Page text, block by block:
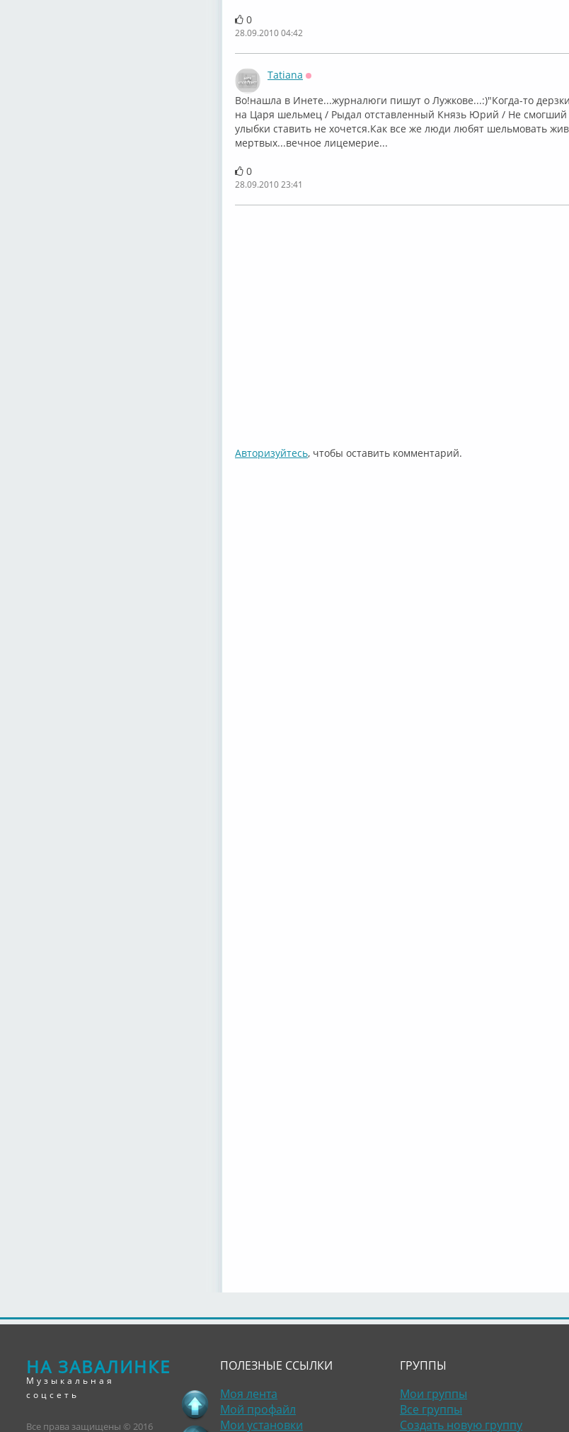
0
28.09.2010 04:42
Tatiana
Во!нашла в Инете...журналюги пишут о Лужкове...:)"Когда-то
на Царя шельмец / Рыдал отставленный Князь Юрий / Не смогший
улыбки ставить не хочется.Как все же люди любят шельмовать
мертвых...вечное лицемерие...
0
28.09.2010 23:41
Авторизуйтесь, чтобы оставить комментарий.
НА ЗАВАЛИНКЕ
Музыкальная
соцсеть
Все права защищены © 2016
ПОЛЕЗНЫЕ ССЫЛКИ
Моя лента
Мой профайл
Мои установки
ГРУППЫ
Мои группы
Все группы
Создать новую группу